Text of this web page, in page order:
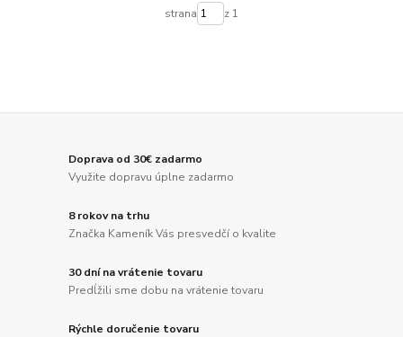
strana z 1
Doprava od 30€ zadarmo
Využite dopravu úplne zadarmo
8 rokov na trhu
Značka Kameník Vás presvedčí o kvalite
30 dní na vrátenie tovaru
Predĺžili sme dobu na vrátenie tovaru
Rýchle doručenie tovaru